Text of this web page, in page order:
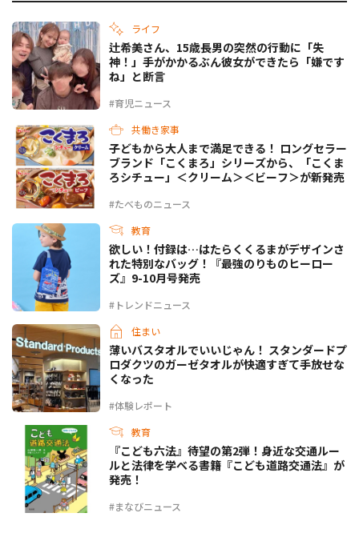
ライフ
#育児ニュース
辻希美さん、15歳長男の突然の行動に「失
神！」手がかかるぶん彼女ができたら「嫌です
ね」と断言
共働き家事
#たべものニュース
子どもから大人まで満足できる！ ロングセラー
ブランド「こくまろ」シリーズから、「こくま
ろシチュー」＜クリーム＞＜ビーフ＞が新発売
教育
#トレンドニュース
欲しい！付録は…はたらくくるまがデザインさ
れた特別なバッグ！『最強のりものヒーロー
ズ』9-10月号発売
住まい
#体験レポート
薄いバスタオルでいいじゃん！ スタンダードプ
ロダクツのガーゼタオルが快適すぎて手放せな
くなった
教育
#まなびニュース
『こども六法』待望の第2弾！身近な交通ルー
ルと法律を学べる書籍『こども道路交通法』が
発売！